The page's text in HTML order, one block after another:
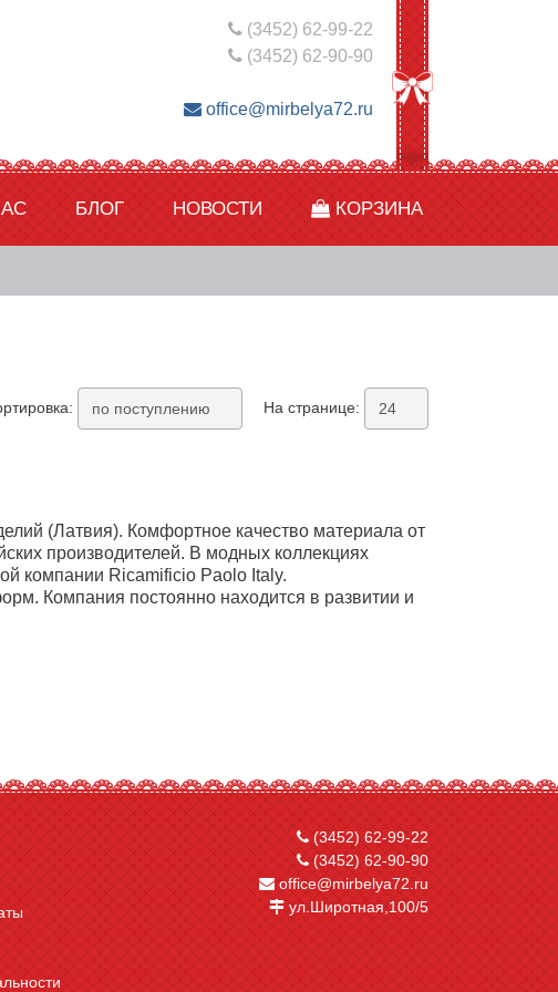
(3452) 62-99-22
(3452) 62-90-90
office@mirbelya72.ru
БЛОГ НОВОСТИ КОРЗИНА
На странице:
(Латвия). Комфортное качество материала от
производителей. В модных коллекциях
компании Ricamificio Paolo Italy.
Компания постоянно находится в развитии и
(3452) 62-99-22
(3452) 62-90-90
office@mirbelya72.ru
ул.Широтная,100/5